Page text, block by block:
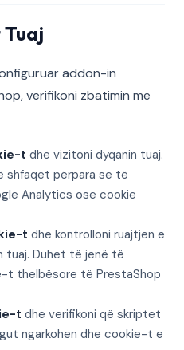
addon-in
verifikoni zbatimin me
t dhe vizitoni dyqanin tuaj.
shfaqet përpara se të
Analytics ose cookie
t dhe kontrolloni ruajtjen e
tuaj. Duhet të jenë të
t thelbësore të PrestaShop
t dhe verifikoni që skriptet
ngarkohen dhe cookie-t e